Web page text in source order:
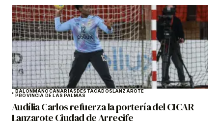
BALONMANOCANARIASDESTACADOSLANZAROTE
PROVINCIA DE LAS PALMAS
Audília Carlos refuerza la portería del CICAR
Lanzarote Ciudad de Arrecife